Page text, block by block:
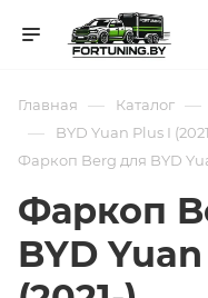
Главная — Каталог —
— BYD Yuan Plus I
Фаркоп Berg для BYD
Фаркоп
BYD